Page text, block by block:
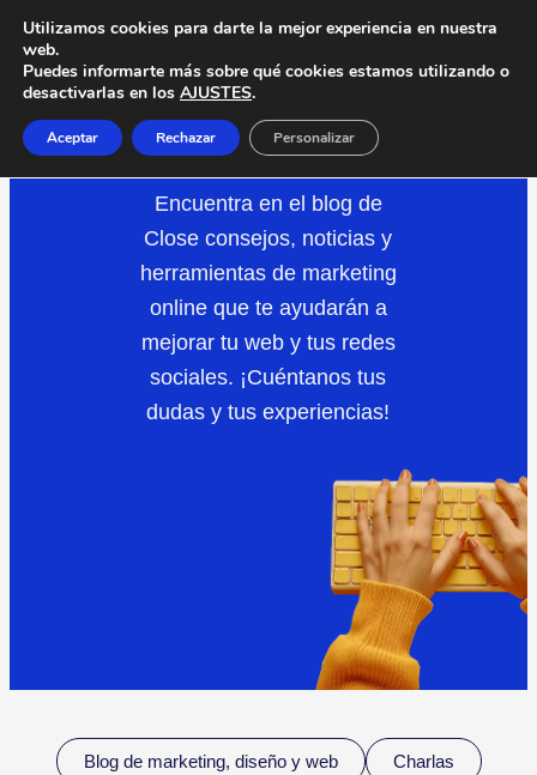
Saltar
al
contenido
DISEÑOWEB
Encuentra en el blog de
Close consejos, noticias y
herramientas de marketing
online que te ayudarán a
mejorar tu web y tus redes
sociales. ¡Cuéntanos tus
dudas y tus experiencias!
Blog de marketing, diseño y web Charlas
Utilizamos cookies para darte la mejor experiencia en nuestra
web.
Puedes informarte más sobre qué cookies estamos utilizando o
desactivarlas en los AJUSTES.
Aceptar Rechazar Personalizar